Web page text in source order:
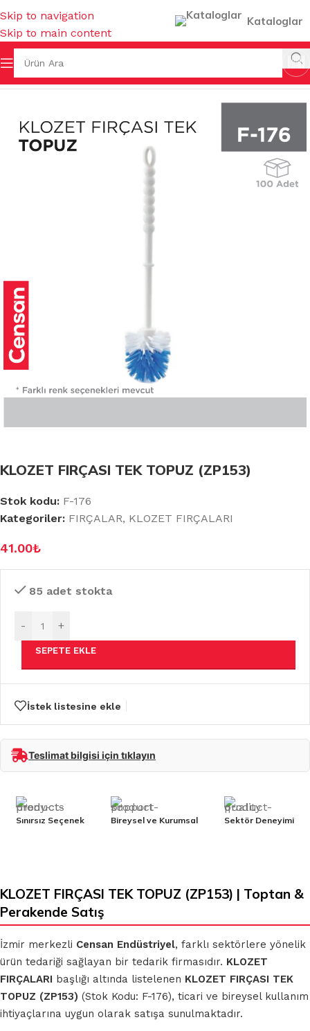
Skip to navigation
Skip to main content
Kataloglar
Ana Sayfa
KLOZET FIRÇASI TEK TOPUZ (ZP153)
Stok kodu: F-176
Kategoriler: FIRÇALAR, KLOZET FIRÇALARI
41.00₺
85 adet stokta
- +
SEPETE EKLE
İstek listesine ekle
Teslimat bilgisi için tıklayın
Sınırsız Seçenek Bireysel ve Kurumsal Sektör Deneyimi
KLOZET FIRÇASI TEK TOPUZ (ZP153) | Toptan &
Perakende Satış
İzmir merkezli Censan Endüstriyel, farklı sektörlere yönelik
ürün tedariği sağlayan bir tedarik firmasıdır. KLOZET
FIRÇALARI başlığı altında listelenen KLOZET FIRÇASI TEK
TOPUZ (ZP153) (Stok Kodu: F-176), ticari ve bireysel kullanım
ihtiyaçlarına uygun olarak satışa sunulmaktadır.